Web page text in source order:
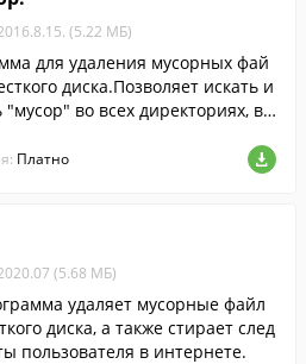
(5.22 МБ)
для удаления мусорных фай
диска.Позволяет искать и
"мусор" во всех директориях, в т
Платно
(5.68 МБ)
удаляет мусорные файл
диска, а также стирает след
пользователя в интернете.